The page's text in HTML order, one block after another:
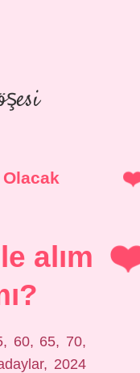
alım
60, 65, 70,
2024